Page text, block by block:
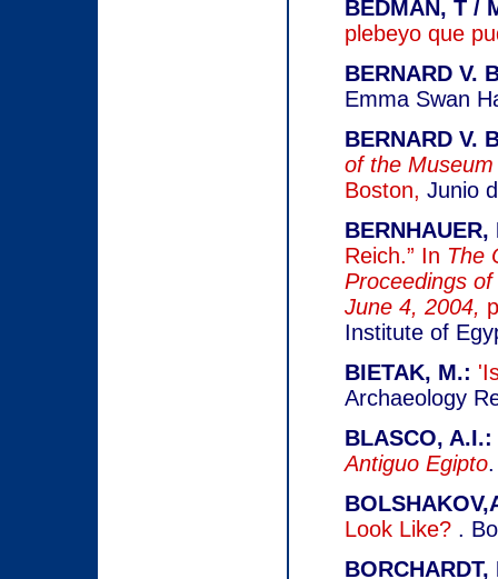
BEDMAN, T /
plebeyo que
BERNARD V.
Emma Swan
BERNARD V.
of the
Boston, Junio
Reich.” In The
Proceedings
June 4, 2004,
Institute of
BIETAK, M.:
Archaeology
BLASCO, A.I.:
Antiguo Egipto.
Look Like? .
BORCHARDT,